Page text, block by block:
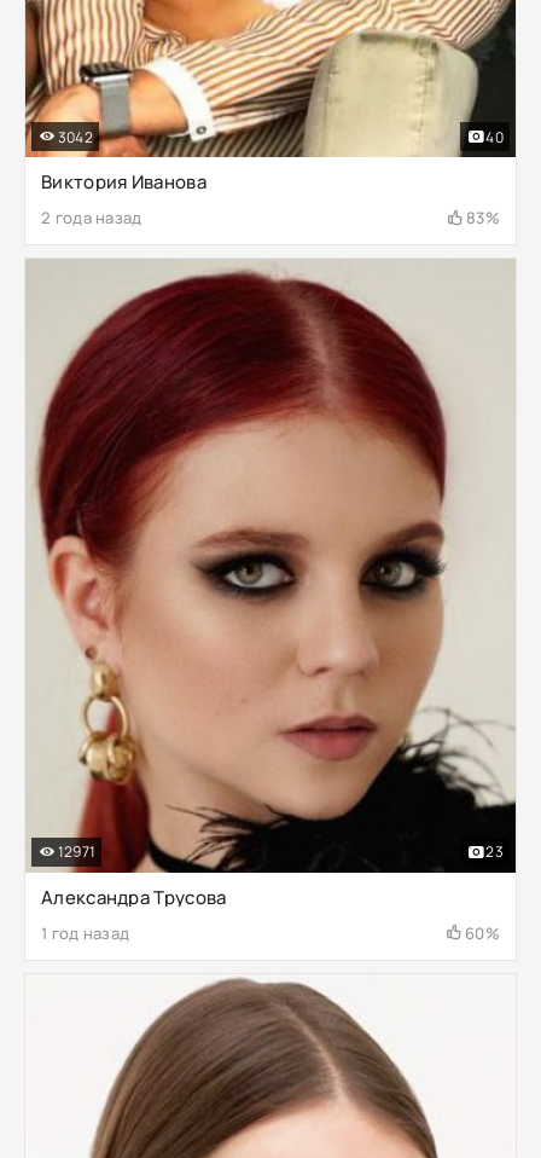
Виктория Иванова
2 года назад 83%
3042 40
Александра Трусова
1 год назад 60%
12971 23